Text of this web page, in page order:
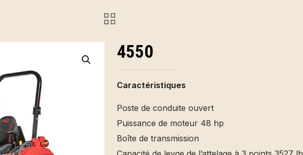
4550
Caractéristiques
Poste de conduite ouvert
Puissance de moteur 48 hp
Boîte de transmission